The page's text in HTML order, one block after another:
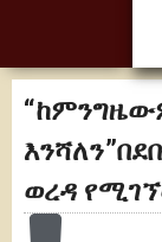
ወረዳ